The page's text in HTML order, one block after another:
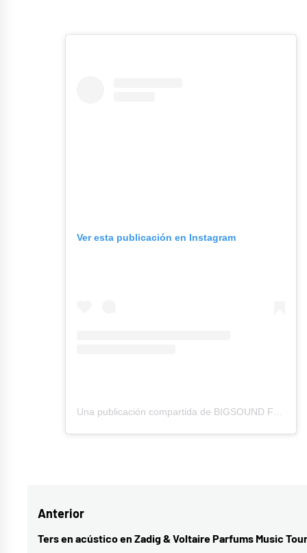
Ver esta publicación en Instagram
mena
Navegación
de
Anterior
Entrada
Ters en acústico en Zadig & Voltaire Parfums Music Tour